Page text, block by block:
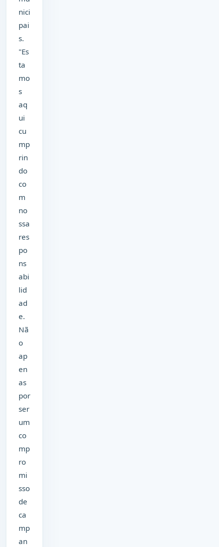
nici
pai
s.
"Es
ta
mo
s
aq
ui
cu
mp
rin
do
co
m
no
ssa
res
po
ns
abi
lid
ad
e.
Nã
o
ap
en
as
por
ser
um
co
mp
ro
mi
sso
de
ca
mp
an